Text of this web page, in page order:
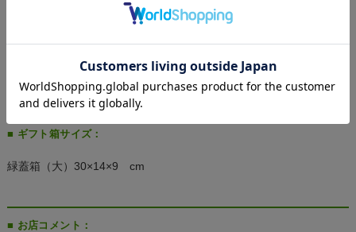
高温多湿を避け、冷暗所で保存してください。
際、結露によって湿気を含み、品質が損なわれる恐れがあります。
■ ギフト箱サイズ：
緑蓋箱（大）30×14×9 cm
■ お店コメント：